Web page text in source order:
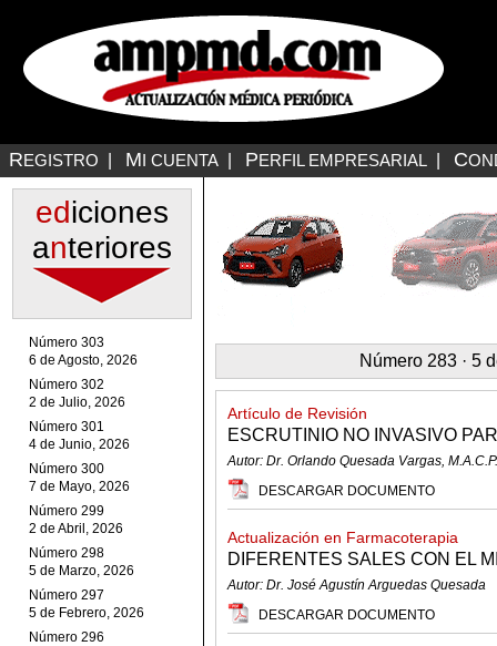
REGISTRO MI CUENTA PERFIL EMPRESARIAL C
ediciones
anteriores
Número 303
6 de Agosto, 2026
Número 302
2 de Julio, 2026
Número 301
4 de Junio, 2026
Número 300
7 de Mayo, 2026
Número 299
2 de Abril, 2026
Número 298
5 de Marzo, 2026
Número 297
5 de Febrero, 2026
Número 296
Número 283 · 5
Artículo de Revisión
ESCRUTINIO NO INVASIVO
Autor: Dr. Orlando Quesada Vargas, M.A.C.P.
DESCARGAR DOCUMENTO
Actualización en Farmacoterapia
DIFERENTES SALES CON EL
Autor: Dr. José Agustín Arguedas Quesada
DESCARGAR DOCUMENTO